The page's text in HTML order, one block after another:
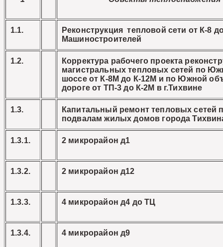
1.1.
Реконструкция тепловой сети от К-8
Машиностроителей
1.2.
Корректура рабочего проекта
магистральных тепловых сетей по
шоссе от К-8М до К-12М и по Южной
дороге от ТП-3 до К-2М в г.Тихвине
1.3.
Капитальный ремонт тепловых сетей
подвалам жилых домов города
1.3.1. 2 микрорайон д1
1.3.2. 2 микрорайон д12
1.3.3. 4 микрорайон д4 до ТЦ
1.3.4. 4 микрорайон д9